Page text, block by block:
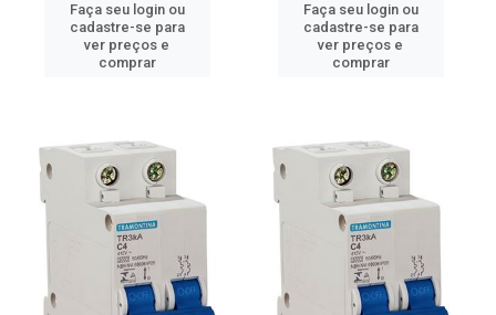
Faça seu login ou
cadastre-se para
ver preços e
comprar
Faça seu login ou
cadastre-se para
ver preços e
comprar